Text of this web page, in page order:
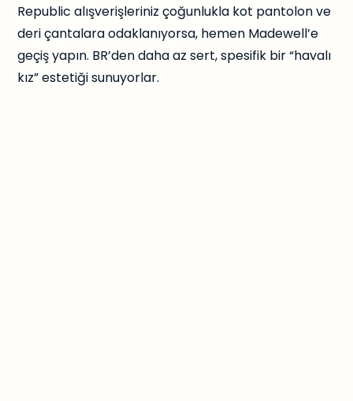
Republic alışverişleriniz çoğunlukla kot pantolon ve
deri çantalara odaklanıyorsa, hemen Madewell’e
geçiş yapın. BR’den daha az sert, spesifik bir “havalı
kız” estetiği sunuyorlar.